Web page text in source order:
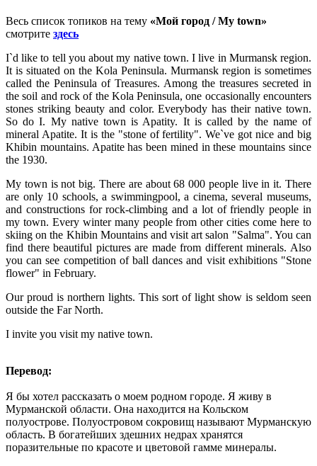
Весь список топиков на тему «Мой город / My town»
смотрите здесь
I`d like to tell you about my native town. I live in Murmansk region.
It is situated on the Kola Peninsula. Murmansk region is sometimes
called the Peninsula of Treasures. Among the treasures secreted in
the soil and rock of the Kola Peninsula, one occasionally encounters
stones striking beauty and color. Everybody has their native town.
So do I. My native town is Apatity. It is called by the name of
mineral Apatite. It is the "stone of fertility". We`ve got nice and big
Khibin mountains. Apatite has been mined in these mountains since
the 1930.
My town is not big. There are about 68 000 people live in it. There
are only 10 schools, a swimmingpool, a cinema, several museums,
and constructions for rock-climbing and a lot of friendly people in
my town. Every winter many people from other cities come here to
skiing on the Khibin Mountains and visit art salon "Salma". You can
find there beautiful pictures are made from different minerals. Also
you can see competition of ball dances and visit exhibitions "Stone
flower" in February.
Our proud is northern lights. This sort of light show is seldom seen
outside the Far North.
I invite you visit my native town.
Перевод:
Я бы хотел рассказать о моем родном городе. Я живу в
Мурманской области. Она находится на Кольском
полуострове. Полуостровом сокровищ называют Мурманскую
область. В богатейших здешних недрах хранятся
поразительные по красоте и цветовой гамме минералы.